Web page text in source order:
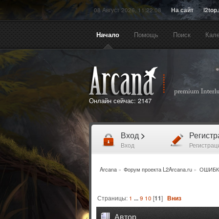
08 Август 2026, 11:22:08 На сайт
Начало Помощь Поиск
Онлайн сейчас: 2147
Вход >
Вход
Arcana» Форум проекта L2Arcana.ru »
Страницы: 1 ...9 10 [11]Вниз
Автор